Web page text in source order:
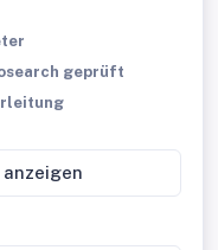
geprüft
anzeigen